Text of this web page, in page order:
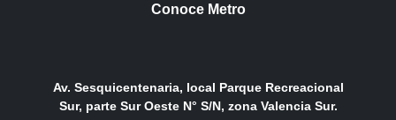
Conoce Metro
Av. Sesquicentenaria, local Parque Recreacional
Sur, parte Sur Oeste N° S/N, zona Valencia Sur.